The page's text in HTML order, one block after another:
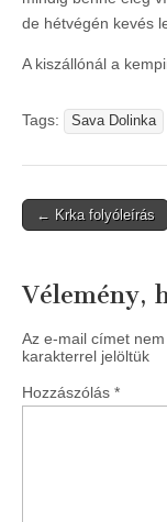
de hétvégén kevés
A kiszállónál a
Tags: Sava Dolinka
Post
← Krka folyóleírás
Vélemény,
Az e-mail címet nem
karakterrel jelöltük
Hozzászólás *